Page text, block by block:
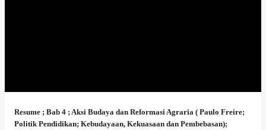
Resume ; Bab 4 ; Aksi Budaya dan Reformasi Agraria ( Paulo Freire;
Politik Pendidikan; Kebudayaan, Kekuasaan dan Pembebasan);